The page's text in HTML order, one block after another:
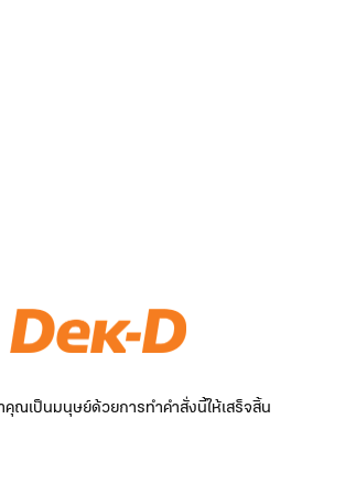
คุณเป็นมนุษย์ด้วยการทำคำสั่งนี้ให้เสร็จสิ้น